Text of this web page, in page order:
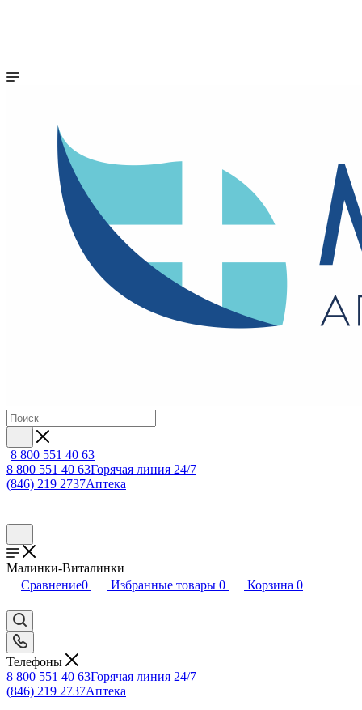
8 800 551 40 63
8 800 551 40 63Горячая линия 24/7
(846) 219 2737Аптека
Малинки-Виталинки
Сравнение0 Избранные товары 0 Корзина 0
Телефоны
8 800 551 40 63Горячая линия 24/7
(846) 219 2737Аптека